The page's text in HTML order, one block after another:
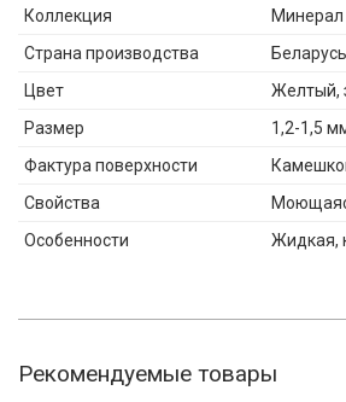
Коллекция
Минерал
Страна производства
Беларусь
Цвет
Желтый,
Размер
1,2-1,5
Фактура поверхности
Свойства
Особенности
Жидкая,
Рекомендуемые товары